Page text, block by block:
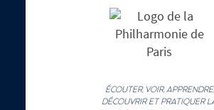
ÉCOUTER, VOIR, APPRENDRE,
DÉCOUVRIR ET PRATIQUER